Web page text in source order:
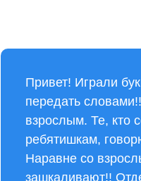
Привет! Играли
передать
взрослым. Те, кто
ребятишкам,
Наравне со
зашкаливают!!